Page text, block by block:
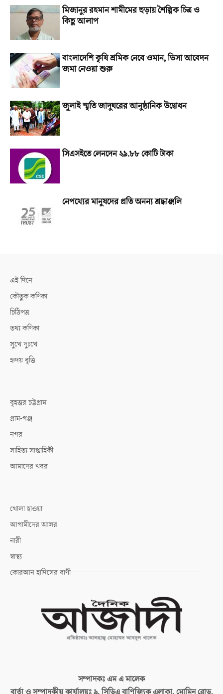
মিজানুর রহমান শামীমের ছড়ায় শৈল্পিক চিত্র ও
কিছু আলাপ
বাংলাদেশি কৃষি শ্রমিক নেবে ওমান, ভিসা আবেদন
জমা নেওয়া শুরু
জুলাই স্মৃতি জাদুঘরের আনুষ্ঠানিক উদ্বোধন
সিএসইতে লেনদেন ২৯.৮৮ কোটি টাকা
নেপথ্যের মানুষদের প্রতি অনন্য শ্রদ্ধাঞ্জলি
এই দিনে
কৌতুক কণিকা
চিঠিপত্র
তথ্য কণিকা
সুখে দুঃখে
হৃদয় বৃত্তি
বৃহত্তর চট্টগ্রাম
গ্রাম-গঞ্জ
নগর
সাহিত্য সাপ্তাহিকী
আমাদের খবর
খোলা হাওয়া
আগামীদের আসর
নারী
স্বাস্থ্য
কোরআন হাদিসের বাণী
সম্পাদকঃএম এ মালেক